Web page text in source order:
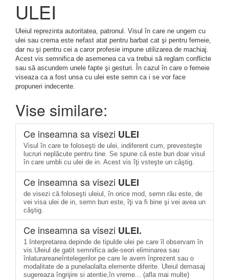
ULEI
Uleiul reprezinta autoritatea, patronul. Visul în care ne ungem cu
ulei sau crema este nefast atat pentru barbat cat şi pentru femeie,
dar nu şi pentru cei a caror profesie impune utilizarea de machiaj.
Acest vis semnifica de asemenea ca va trebui să reglam conflicte
sau să ascundem unele fapte şi gesturi. În cazul în care o femeie
viseaza ca a fost unsa cu ulei este semn ca i se vor face
propuneri indecente.
Vise similare:
Ce inseamna sa visezi ULEI
Visul în care te foloseşti de ulei, indiferent cum, prevesteşte
lucruri neplăcute pentru tine. Se spune că este bun doar visul
în care umbli cu ulei de in. Acest vis îţi vsteşte un câştig.
Ce inseamna sa visezi ULEI
de visezi că foloseşti uleiul, în orice mod, semn rău este, de
vei visa ulei de in, semn bun este, îţi va fi bine şi vei avea un
câştig.
Ce inseamna sa visezi ULEI.
1 Interpretarea depinde de tipulde ulei pe care îl observam în
vis.Uleiul de gatit semnifica ade-seori eliminarea sau
înlaturareaneîntelegerilor pe care le avem înprezent sau o
modalitate de a punelaolalta elemente diferite. Uleiul demasaj
sugereaza îngrijire si atentie,în vreme... (afla mai multe)